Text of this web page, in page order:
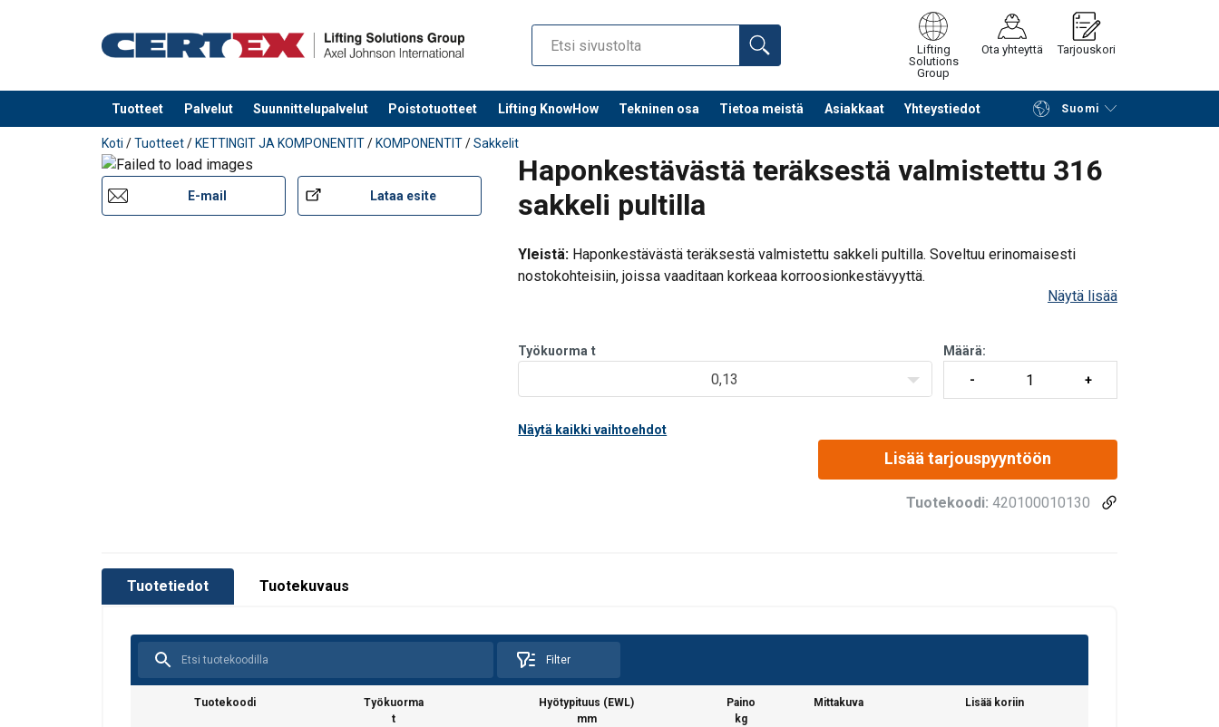
Lifting
Solutions
Group
Ota yhteyttä Tarjouskori
Tuotteet Palvelut Suunnittelupalvelut Poistotuotteet Lifting KnowHow Tekninen osa Tietoa meistä Asiakkaat Yhteystiedot Suomi
Tuote lisätty tarjouspyyntöön Jatka selailua Tuotekoriin
Koti /Tuotteet/ KETTINGIT JA KOMPONENTIT/ KOMPONENTIT/Sakkelit
Haponkestävästä teräksestä valmistettu 316
sakkeli pultilla
E-mail Lataa esite
Yleistä: Haponkestävästä teräksestä valmistettu sakkeli pultilla. Soveltuu erinomaisesti
nostokohteisiin, joissa vaaditaan korkeaa korroosionkestävyyttä.
kemiantehtaat, offshore-sovelluksi
Näytä lisää
Työkuorma t
0,13
Määrä:
Näytä kaikki vaihtoehdot
Lisää tarjouspyyntöön
Tuotekoodi: 420100010130
Tuotetiedot Tuotekuvaus
Filter
Tuotekoodi
Työkuorma
t
Hyötypituus (EWL)
mm
Paino
kg
Mittakuva Lisää koriin
Materiaali:
Merkintä:
Pintakäsittely: